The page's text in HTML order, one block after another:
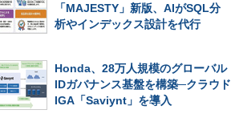
「MAJESTY」新版、AIがSQL分
析やインデックス設計を代行
Honda、28万人規模のグローバル
IDガバナンス基盤を構築─クラウド
IGA「Saviynt」を導入